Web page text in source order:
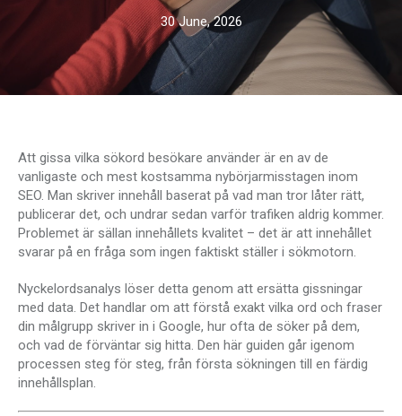
30 June, 2026
Att gissa vilka sökord besökare använder är en av de
vanligaste och mest kostsamma nybörjarmisstagen inom
SEO. Man skriver innehåll baserat på vad man tror låter rätt,
publicerar det, och undrar sedan varför trafiken aldrig kommer.
Problemet är sällan innehållets kvalitet – det är att innehållet
svarar på en fråga som ingen faktiskt ställer i sökmotorn.
Nyckelordsanalys löser detta genom att ersätta gissningar
med data. Det handlar om att förstå exakt vilka ord och fraser
din målgrupp skriver in i Google, hur ofta de söker på dem,
och vad de förväntar sig hitta. Den här guiden går igenom
processen steg för steg, från första sökningen till en färdig
innehållsplan.